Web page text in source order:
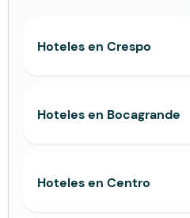
Hoteles en Crespo
Hoteles en Bocagrande
Hoteles en Centro